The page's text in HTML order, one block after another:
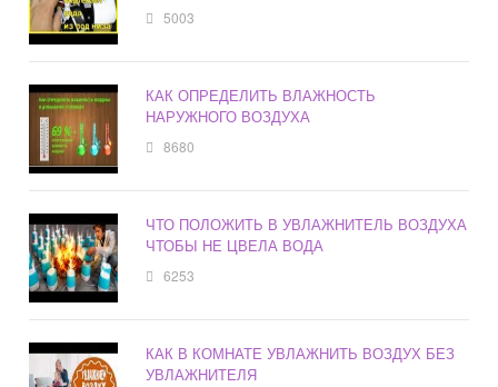
5003
КАК ОПРЕДЕЛИТЬ ВЛАЖНОСТЬ
НАРУЖНОГО ВОЗДУХА
8680
ЧТО ПОЛОЖИТЬ В УВЛАЖНИТЕЛЬ ВОЗДУХА
ЧТОБЫ НЕ ЦВЕЛА ВОДА
6253
КАК В КОМНАТЕ УВЛАЖНИТЬ ВОЗДУХ БЕЗ
УВЛАЖНИТЕЛЯ